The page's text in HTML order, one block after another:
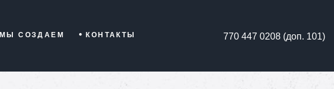
МЫ СОЗДАЕМ КОНТАКТЫ 770 447 0208 (доп. 101)